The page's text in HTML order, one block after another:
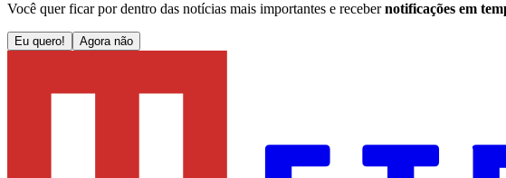
Você quer ficar por dentro das notícias mais importantes e receber notificações em
Eu quero! Agora não